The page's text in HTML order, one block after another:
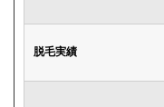
脱毛実績